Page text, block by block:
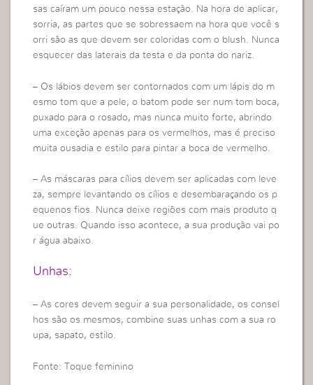
sas caíram um pouco nessa estação. Na hora de aplicar,
sorria, as partes que se sobressaem na hora que você s
orri são as que devem ser coloridas com o blush. Nunca
esquecer das laterais da testa e da ponta do nariz.
– Os lábios devem ser contornados com um lápis do m
esmo tom que a pele, o batom pode ser num tom boca,
puxado para o rosado, mas nunca muito forte, abrindo
uma exceção apenas para os vermelhos, mas é preciso
muita ousadia e estilo para pintar a boca de vermelho.
– As máscaras para cílios devem ser aplicadas com leve
za, sempre levantando os cílios e desembaraçando os p
equenos fios. Nunca deixe regiões com mais produto q
ue outras. Quando isso acontece, a sua produção vai po
r água abaixo.
Unhas:
– As cores devem seguir a sua personalidade, os consel
hos são os mesmos, combine suas unhas com a sua ro
upa, sapato, estilo.
Fonte: Toque feminino